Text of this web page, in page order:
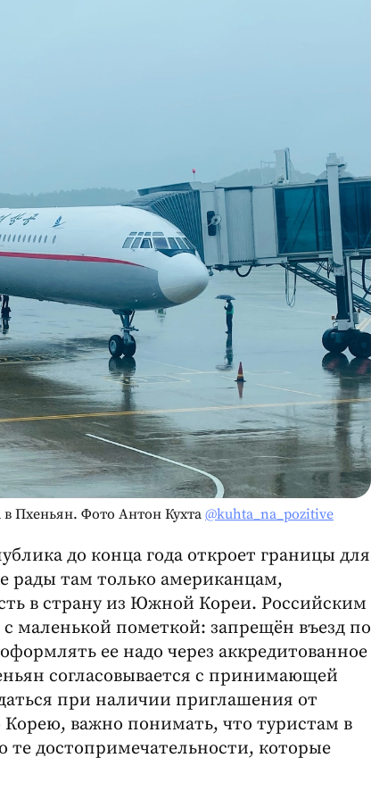
Пхеньян. Фото Антон Кухта @kuhta_na_pozitive
до конца года откроет границы для
рады там только американцам,
в страну из Южной Кореи. Российским
маленькой пометкой: запрещён въезд по
ее надо через аккредитованное
согласовывается с принимающей
при наличии приглашения от
важно понимать, что туристам в
те достопримечательности, которые